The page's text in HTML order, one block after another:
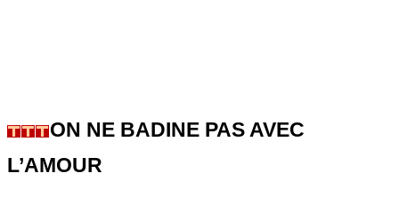
ON NE BADINE PAS AVEC
L’AMOUR